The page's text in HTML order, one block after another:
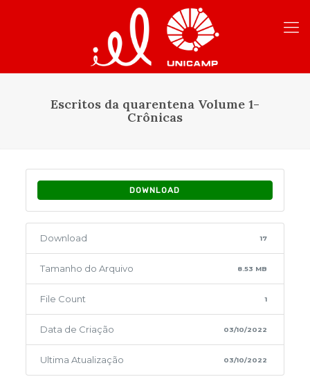
Escritos da quarentena Volume 1-
Crônicas
DOWNLOAD
Download 17
Tamanho do Arquivo 8.53 MB
File Count 1
Data de Criação 03/10/2022
Ultima Atualização 03/10/2022